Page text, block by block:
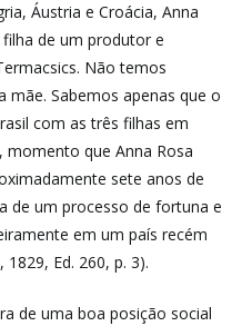
Áustria e Croácia, Anna
de um produtor e
Não temos
Sabemos apenas que o
com as três filhas em
momento que Anna Rosa
sete anos de
de um processo de fortuna e
em um país recém
, 1829, Ed. 260, p. 3).
de uma boa posição social